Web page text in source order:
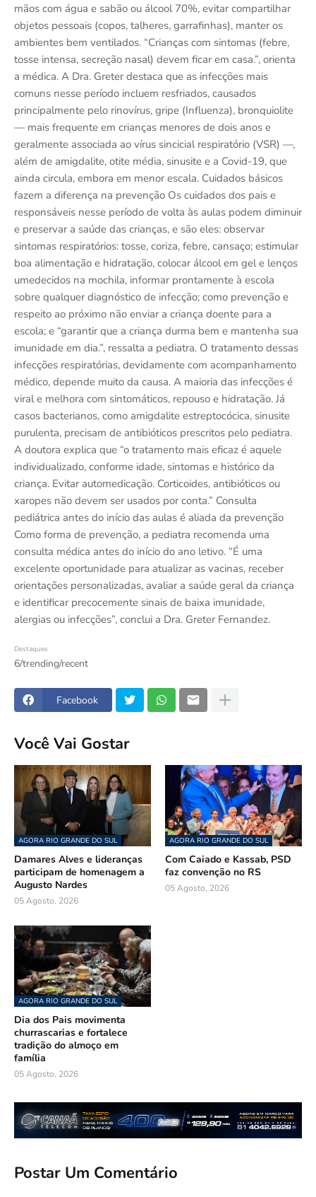
mãos com água e sabão ou álcool 70%, evitar compartilhar
objetos pessoais (copos, talheres, garrafinhas), manter os
ambientes bem ventilados. “Crianças com sintomas (febre,
tosse intensa, secreção nasal) devem ficar em casa.”, orienta
a médica. A Dra. Greter destaca que as infecções mais
comuns nesse período incluem resfriados, causados
principalmente pelo rinovírus, gripe (Influenza), bronquiolite
— mais frequente em crianças menores de dois anos e
geralmente associada ao vírus sincicial respiratório (VSR) —,
além de amigdalite, otite média, sinusite e a Covid-19, que
ainda circula, embora em menor escala. Cuidados básicos
fazem a diferença na prevenção Os cuidados dos pais e
responsáveis nesse período de volta às aulas podem diminuir
e preservar a saúde das crianças, e são eles: observar
sintomas respiratórios: tosse, coriza, febre, cansaço; estimular
boa alimentação e hidratação, colocar álcool em gel e lenços
umedecidos na mochila, informar prontamente à escola
sobre qualquer diagnóstico de infecção; como prevenção e
respeito ao próximo não enviar a criança doente para a
escola; e “garantir que a criança durma bem e mantenha sua
imunidade em dia.”, ressalta a pediatra. O tratamento dessas
infecções respiratórias, devidamente com acompanhamento
médico, depende muito da causa. A maioria das infecções é
viral e melhora com sintomáticos, repouso e hidratação. Já
casos bacterianos, como amigdalite estreptocócica, sinusite
purulenta, precisam de antibióticos prescritos pelo pediatra.
A doutora explica que “o tratamento mais eficaz é aquele
individualizado, conforme idade, sintomas e histórico da
criança. Evitar automedicação. Corticoides, antibióticos ou
xaropes não devem ser usados por conta.” Consulta
pediátrica antes do início das aulas é aliada da prevenção
Como forma de prevenção, a pediatra recomenda uma
consulta médica antes do início do ano letivo. “É uma
excelente oportunidade para atualizar as vacinas, receber
orientações personalizadas, avaliar a saúde geral da criança
e identificar precocemente sinais de baixa imunidade,
alergias ou infecções”, conclui a Dra. Greter Fernandez.
Destaques
6/trending/recent
Facebook
Você Vai Gostar
AGORA RIO GRANDE DO SUL
Damares Alves e lideranças
participam de homenagem a
Augusto Nardes
05 Agosto, 2026
AGORA RIO GRANDE DO SUL
Com Caiado e Kassab, PSD
faz convenção no RS
05 Agosto, 2026
AGORA RIO GRANDE DO SUL
Dia dos Pais movimenta
churrascarias e fortalece
tradição do almoço em
família
05 Agosto, 2026
Postar Um Comentário